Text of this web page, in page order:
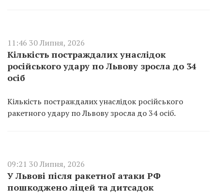
11:46 30 Липня, 2026
Кількість постраждалих унаслідок
російського удару по Львову зросла до 34
осіб
Кількість постраждалих унаслідок російського
ракетного удару по Львову зросла до 34 осіб.
09:21 30 Липня, 2026
У Львові після ракетної атаки РФ
пошкоджено ліцей та дитсадок